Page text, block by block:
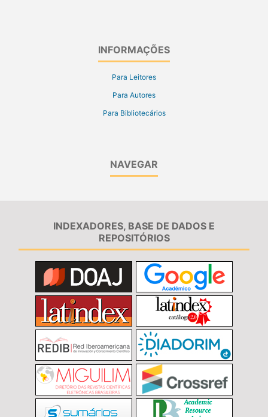
INFORMAÇÕES
Para Leitores
Para Autores
Para Bibliotecários
NAVEGAR
INDEXADORES, BASE DE DADOS E
REPOSITÓRIOS